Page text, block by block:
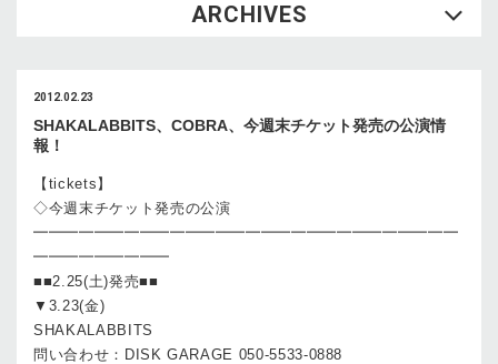
ARCHIVES
2012.02.23
SHAKALABBITS、COBRA、今週末チケット発売の公演情
報！
【tickets】
◇今週末チケット発売の公演
━━━━━━━━━━━━━━━━━━━━━━━━━━━━
━━━━━━━━━
■■2.25(土)発売■■
▼3.23(金)
SHAKALABBITS
問い合わせ：DISK GARAGE 050-5533-0888